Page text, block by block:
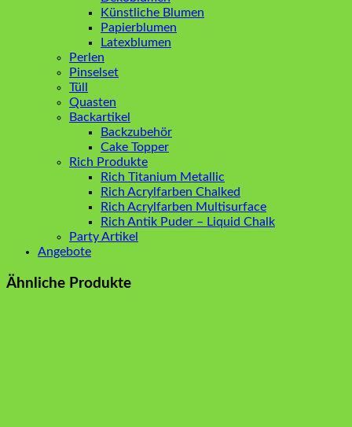
Künstliche Blumen
Papierblumen
Latexblumen
Perlen
Pinselset
Tüll
Quasten
Backartikel
Backzubehör
Cake Topper
Rich Produkte
Rich Titanium Metallic
Rich Acrylfarben Chalked
Rich Acrylfarben Multisurface
Rich Antik Puder – Liquid Chalk
Party Artikel
Angebote
Ähnliche Produkte